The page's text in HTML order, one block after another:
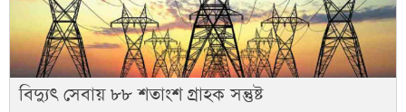
বিদ্যুৎ সেবায় ৮৮ শতাংশ গ্রাহক সন্তুষ্ট